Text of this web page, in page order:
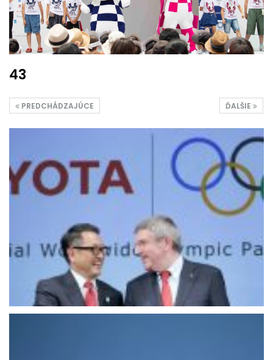
43
ĎALŠIE
PREDCHÁDZAJÚCE